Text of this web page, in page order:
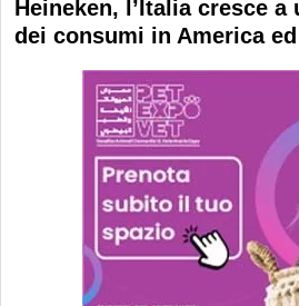
Heineken, l’Italia cresce
dei consumi in America